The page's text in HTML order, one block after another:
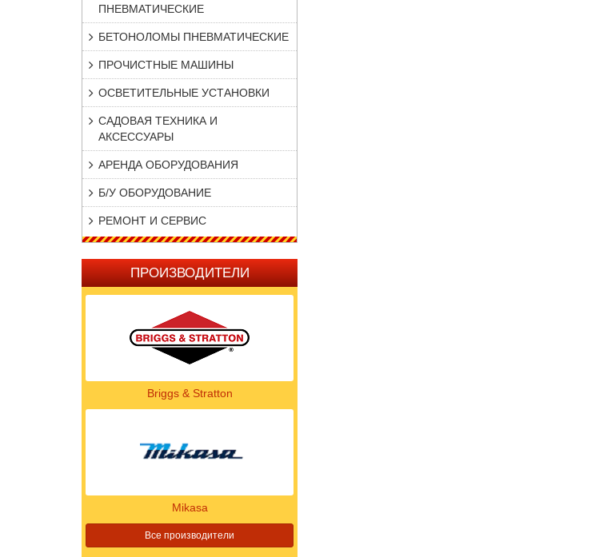
ПНЕВМАТИЧЕСКИЕ
БЕТОНОЛОМЫ ПНЕВМАТИЧЕСКИЕ
ПРОЧИСТНЫЕ МАШИНЫ
ОСВЕТИТЕЛЬНЫЕ УСТАНОВКИ
САДОВАЯ ТЕХНИКА И
АКСЕССУАРЫ
АРЕНДА ОБОРУДОВАНИЯ
Б/У ОБОРУДОВАНИЕ
РЕМОНТ И СЕРВИС
ПРОИЗВОДИТЕЛИ
Briggs & Stratton
Mikasa
Все производители